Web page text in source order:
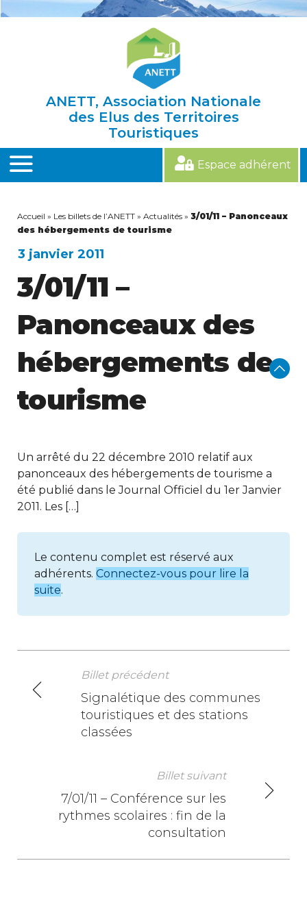
ANETT, Association Nationale
des Elus des Territoires
Touristiques
MENU
Espace adhérent
Accueil » Les billets de l’ANETT » Actualités » 3/01/11 – Panonceaux
des hébergements de tourisme
3 janvier 2011
3/01/11 –
Panonceaux des
hébergements de
tourisme
Un arrêté du 22 décembre 2010 relatif aux
panonceaux des hébergements de tourisme a
été publié dans le Journal Officiel du 1er Janvier
2011. Les […]
Le contenu complet est réservé aux
adhérents. Connectez-vous pour lire la
suite.
N
t
Billet précédent
Signalétique des communes
touristiques et des stations
classées
Billet suivant
7/01/11 – Conférence sur les
rythmes scolaires : fin de la
consultation